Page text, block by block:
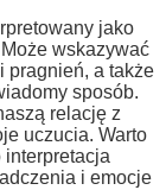
jako
wskazywać
pragnień, a także
sposób.
relację z
uczucia. Warto
interpretacja
i emocje